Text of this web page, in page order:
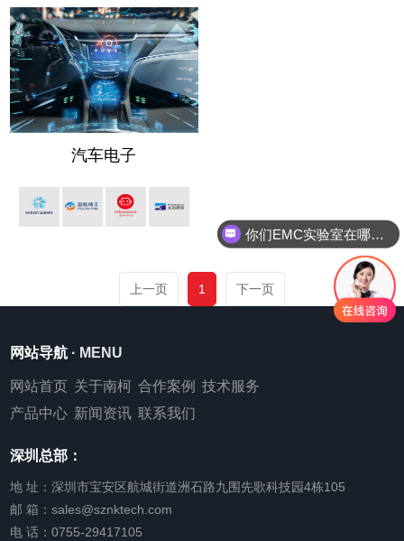
汽车电子
上一页 1 下一页
网站导航 · MENU
网站首页 关于南柯 合作案例
技术服务
产品中心 新闻资讯 联系我们
深圳总部：
地 址：深圳市宝安区航城街道洲石路九围先歌科技园4栋105
邮 箱：sales@sznktech.com
电 话：0755-29417105
你们EMC实验室在哪里呢？